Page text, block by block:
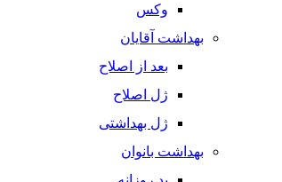
وکس
بهداشت آقایان
بعد از اصلاح
ژل اصلاح
ژل بهداشتی
بهداشت بانوان